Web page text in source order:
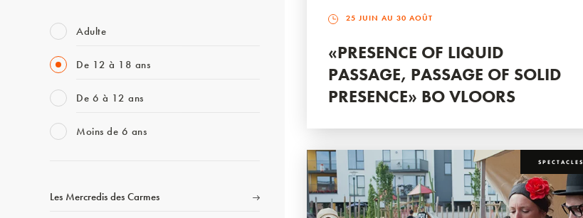
Adulte
De 12 à 18 ans
De 6 à 12 ans
Moins de 6 ans
Les Mercredis des Carmes
25 JUIN AU 30 AOÛT
«PRESENCE OF LIQUID
PASSAGE, PASSAGE OF SOLID
PRESENCE» BO VLOORS
SPECTACLES